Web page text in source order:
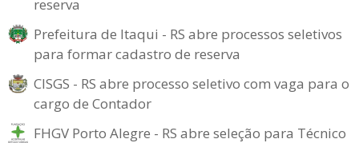
reserva
Prefeitura de Itaqui - RS abre processos seletivos
para formar cadastro de reserva
CISGS - RS abre processo seletivo com vaga para o
cargo de Contador
FHGV Porto Alegre - RS abre seleção para Técnico